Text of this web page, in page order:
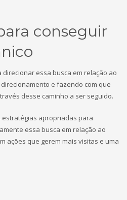
conseguir
essa busca em relação ao
e fazendo com que
desse caminho a ser seguido.
apropriadas para
essa busca em relação ao
ações que gerem mais visitas e uma